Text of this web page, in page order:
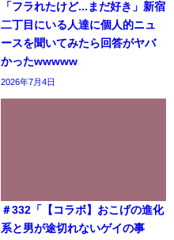
「フラれたけど...まだ好き」新宿
二丁目にいる人達に個人的ニュ
ースを聞いてみたら回答がヤバ
かったwwwww
2026年7月4日
＃332「【コラボ】おこげの進化
系と男が途切れないゲイの事